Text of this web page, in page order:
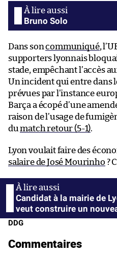
Bruno Solo
Dans soncommuniqué,
supporters lyonnais
stade, empêchant l’accès
Un incident qui entre dans
prévues par l’instance
Barça a écopé d’une
raison de l’usage de
dumatch retour (5-1).
Lyon voulait faire des
salaire de José Mourinho ?
Candidat à la mairie de
veut construire un
DDG
Commentaires